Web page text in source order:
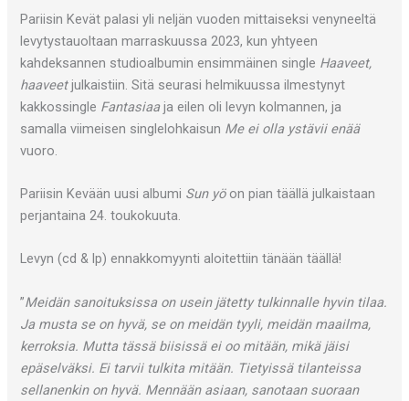
Pariisin Kevät palasi yli neljän vuoden mittaiseksi venyneeltä
levytystauoltaan marraskuussa 2023, kun yhtyeen
kahdeksannen studioalbumin ensimmäinen single Haaveet,
haaveetjulkaistiin. Sitä seurasi helmikuussa ilmestynyt
kakkossingle Fantasiaa ja eilen oli levyn kolmannen, ja
samalla viimeisen singlelohkaisun Me ei olla ystävii enää
vuoro.
Pariisin Kevään uusi albumi Sun yöon pian täällä julkaistaan
perjantaina 24. toukokuuta.
Levyn (cd & lp) ennakkomyynti aloitettiin tänään täällä!
”Meidän sanoituksissa on usein jätetty tulkinnalle hyvin tilaa.
Ja musta se on hyvä, se on meidän tyyli, meidän maailma,
kerroksia. Mutta tässä biisissä ei oo mitään, mikä jäisi
epäselväksi. Ei tarvii tulkita mitään. Tietyissä tilanteissa
sellanenkin on hyvä. Mennään asiaan, sanotaan suoraan